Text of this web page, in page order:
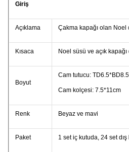
Giriş
Açıklama Çakma kapağı olan Noel
Kısaca Noel süsü ve açık
Boyut
Cam tutucu:
Cam kolçesi: 7.5*11cm
Renk Beyaz ve mavi
Paket 1 set iç kutuda, 24 set